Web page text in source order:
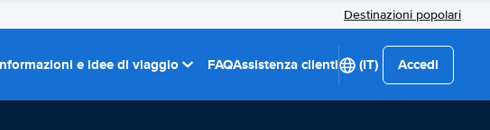
Destinazioni popolari
e idee di viaggio FAQAssistenza clienti (IT) Accedi